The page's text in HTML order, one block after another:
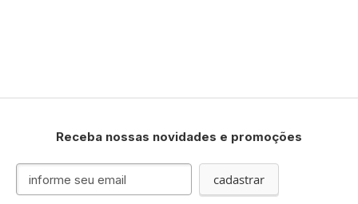
Receba nossas novidades e promoções
Inscreva-
cadastrar